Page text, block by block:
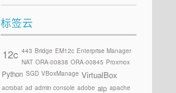
标签云
12c 443 Bridge EM12c Enterprise Manager
NAT ORA-00838 ORA-00845 Proxmox
Python SGD VBoxManage VirtualBox
acrobat ad admin console adobe aip apache